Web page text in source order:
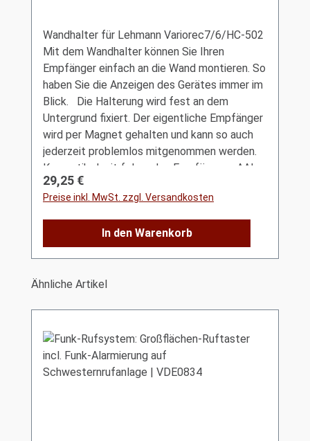
Wandhalter für Lehmann Variorec7/6/HC-502
Mit dem Wandhalter können Sie Ihren
Empfänger einfach an die Wand montieren. So
haben Sie die Anzeigen des Gerätes immer im
Blick. Die Halterung wird fest an dem
Untergrund fixiert. Der eigentliche Empfänger
wird per Magnet gehalten und kann so auch
jederzeit problemlos mitgenommen werden.
Kompatibel mit folgenden Empfängern: AAL-
Homecare HC-Nursecall AAL-Homecare HC-
502 AAL-Homecare HC-526-00 AAL-
Homecare HC-526-01 Lehmann Variorec6
Lehmann Variorec7 Kein Empfänger im
Lieferumfang enthalten!
Regulärer Preis:
29,25 €
Preise inkl. MwSt. zzgl. Versandkosten
In den Warenkorb
Produktgalerie überspringen
Ähnliche Artikel